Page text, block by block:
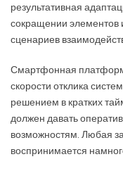
результативная
сокращении элементов
сценариев
Смартфонная
скорости отклика
решением в кратких
должен давать
возможностям. Любая
воспринимается